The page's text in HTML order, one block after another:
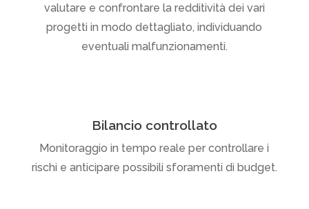
valutare e confrontare la redditività dei vari
progetti in modo dettagliato, individuando
eventuali malfunzionamenti.
Bilancio controllato
Monitoraggio in tempo reale per controllare i
rischi e anticipare possibili sforamenti di budget.